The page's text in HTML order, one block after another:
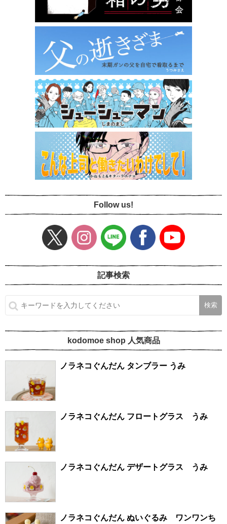
Follow us!
記事検索
kodomoe shop 人気商品
ノラネコぐんだん タンブラー うみ
ノラネコぐんだん フロートグラス うみ
ノラネコぐんだん デザートグラス うみ
ノラネコぐんだん ぬいぐるみ ワンワンち